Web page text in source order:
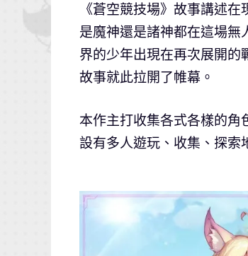
《蒼空競技場》故事講述
是魔神還是諸神都在這場
界的少年出現在再次展開
故事就此拉開了帷幕。
本作主打收集各式各樣的角
設有多人遊玩、收集、探索